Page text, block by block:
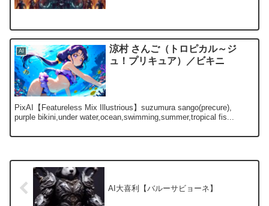
AI
涼村 さんご（トロピカル～ジ
ュ！プリキュア）／ビキニ
PixAI【Featureless Mix Illustrious】suzumura sango(precure),
purple bikini,under water,ocean,swimming,summer,tropical fis...
AI大喜利【バルーサビョーネ】